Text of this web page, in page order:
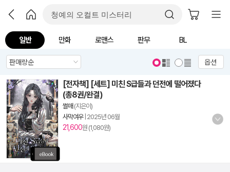
일반 만화 로맨스 판무 BL
옵션
[전자책] [세트] 미친 S급들과 던전에 떨어졌다
(총8권/완결)
썰매 (지은이)
사막여우| 2025년 06월
21,600원 (1,080원)